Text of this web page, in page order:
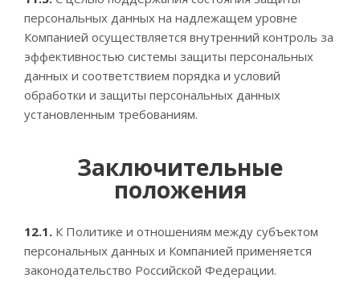
персональных данных на надлежащем уровне
Компанией осуществляется внутренний контроль за
эффективностью системы защиты персональных
данных и соответствием порядка и условий
обработки и защиты персональных данных
установленным требованиям.
Заключительные
положения
12.1. К Политике и отношениям между субъектом
персональных данных и Компанией применяется
законодательство Российской Федерации.